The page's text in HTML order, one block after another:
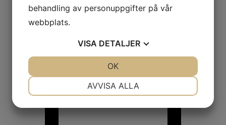
behandling av personuppgifter på vår
webbplats.
VISA DETALJER
AVVISA ALLA
OK